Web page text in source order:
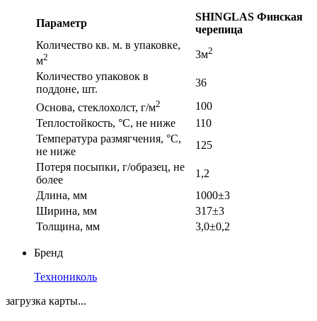
Параметр
SHINGLAS Финская
черепица
Количество кв. м. в упаковке,
м2 3м2
Количество упаковок в
поддоне, шт.
36
Основа, стеклохолст, г/м2
100
Теплостойкость, °С, не ниже
110
Температура размягчения, °С,
не ниже
125
Потеря посыпки, г/образец, не
более
1,2
Длина, мм
1000±3
Ширина, мм
317±3
Толщина, мм
3,0±0,2
Бренд
Технониколь
загрузка карты...